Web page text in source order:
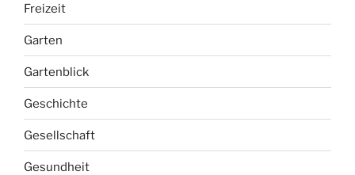
Freizeit
Garten
Gartenblick
Geschichte
Gesellschaft
Gesundheit